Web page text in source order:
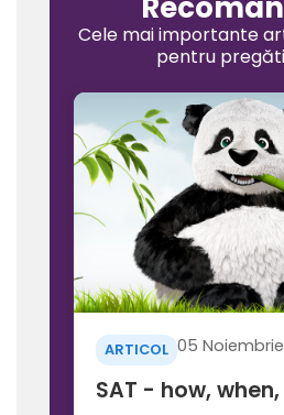
Cele mai importante
pentru
ARTICOL 05
SAT - how,